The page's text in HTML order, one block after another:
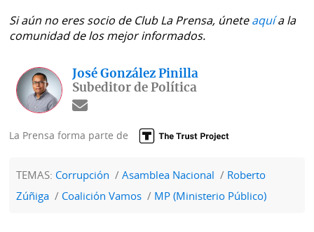
Si aún no eres socio de Club La Prensa, úneteaquía la
comunidad de los mejor informados.
José González Pinilla
Subeditor de Política
La Prensa forma parte de
TEMAS: Corrupción Asamblea Nacional
Roberto
Zúñiga
Coalición Vamos MP (Ministerio Público)